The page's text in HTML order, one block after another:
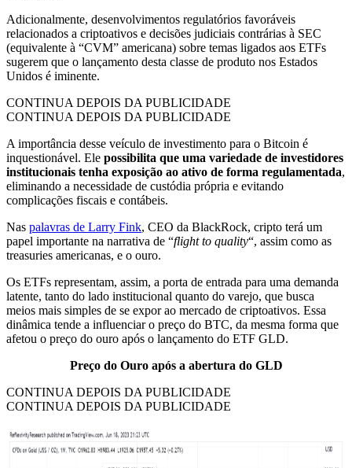
Adicionalmente, desenvolvimentos regulatórios favoráveis
relacionados a criptoativos e decisões judiciais contrárias à SEC
(equivalente à “CVM” americana) sobre temas ligados aos ETFs
sugerem que o lançamento desta classe de produto nos Estados
Unidos é iminente.
CONTINUA DEPOIS DA PUBLICIDADE
CONTINUA DEPOIS DA PUBLICIDADE
A importância desse veículo de investimento para o Bitcoin é
inquestionável. Ele possibilita que uma variedade de investidores
institucionais tenha exposição ao ativo de forma regulamentada,
eliminando a necessidade de custódia própria e evitando
complicações fiscais e contábeis.
Nas palavras de Larry Fink, CEO da BlackRock, cripto terá um
papel importante na narrativa de “flight to quality“, assim como as
treasuries americanas, e o ouro.
Os ETFs representam, assim, a porta de entrada para uma demanda
latente, tanto do lado institucional quanto do varejo, que busca
meios mais simples de se expor ao mercado de criptoativos. Essa
dinâmica tende a influenciar o preço do BTC, da mesma forma que
afetou o preço do ouro após o lançamento do ETF GLD.
Preço do Ouro após a abertura do GLD
CONTINUA DEPOIS DA PUBLICIDADE
CONTINUA DEPOIS DA PUBLICIDADE